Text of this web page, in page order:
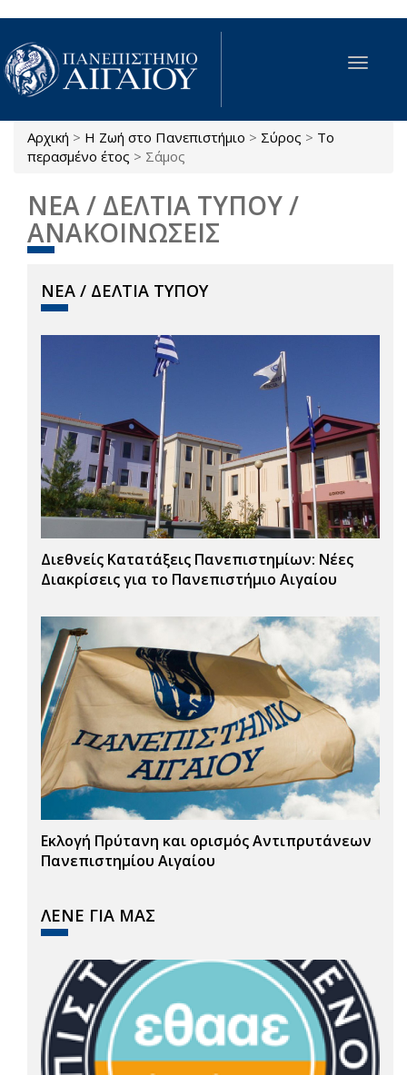
Παράκαμψη προς το κυρίως περιεχόμενο
Toggle
Είστε εδώ
Αρχική > Η Ζωή στο Πανεπιστήμιο > Σύρος > Το
περασμένο έτος > Σάμος
ΝΕΑ / ΔΕΛΤΙΑ ΤΥΠΟΥ /
ΑΝΑΚΟΙΝΩΣΕΙΣ
ΝΕΑ / ΔΕΛΤΙΑ ΤΥΠΟΥ
Διεθνείς Κατατάξεις Πανεπιστημίων: Νέες
Διακρίσεις για το Πανεπιστήμιο Αιγαίου
Εκλογή Πρύτανη και ορισμός Αντιπρυτάνεων
Πανεπιστημίου Αιγαίου
ΛΕΝΕ ΓΙΑ ΜΑΣ